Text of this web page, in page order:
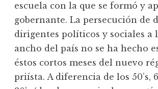
escuela con la que se formó y
gobernante. La persecución de
dirigentes políticos y sociales a
ancho del país no se ha hecho
éstos cortos meses del nuevo
priísta. A diferencia de los 50’s,